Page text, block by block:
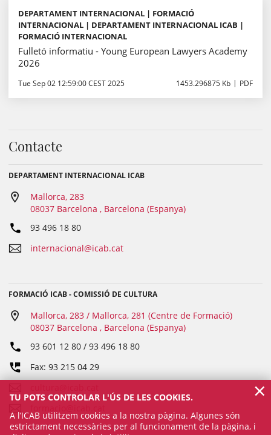
DEPARTAMENT INTERNACIONAL | FORMACIÓ
INTERNACIONAL | DEPARTAMENT INTERNACIONAL ICAB |
FORMACIÓ INTERNACIONAL
Fulletó informatiu - Young European Lawyers Academy
2026
Tue Sep 02 12:59:00 CEST 2025 1453.296875 Kb PDF
Contacte
DEPARTAMENT INTERNACIONAL ICAB
Mallorca, 283
08037 Barcelona , Barcelona (Espanya)
93 496 18 80
internacional@icab.cat
FORMACIÓ ICAB - COMISSIÓ DE CULTURA
Mallorca, 283 / Mallorca, 281 (Centre de Formació)
08037 Barcelona , Barcelona (Espanya)
93 601 12 80 / 93 496 18 80
Fax: 93 215 04 29
TU POTS CONTROLAR L'ÚS DE LES COOKIES.
A l’ICAB utilitzem cookies a la nostra pàgina. Algunes són
estrictament necessàries per al funcionament de la pàgina, i
×